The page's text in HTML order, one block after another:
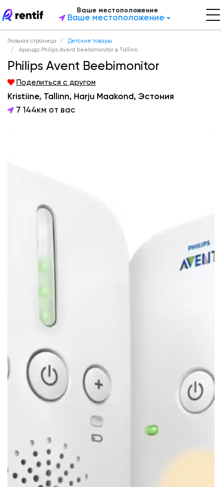
Ваше местоположение
Ваше местоположение
Главная страница
Детские товары
Аренда Philips Avent beebimonitor в Tallinn
Philips Avent Beebimonitor
Поделиться с другом
Kristiine, Tallinn, Harju Maakond, Эстония
7 144км от вас